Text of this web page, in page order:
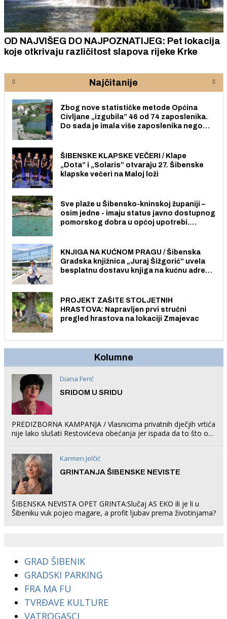
OD NAJVIŠEG DO NAJPOZNATIJEG: Pet lokacija
koje otkrivaju različitost slapova rijeke Krke
Najčitanije
Zbog nove statističke metode Općina
Civljane „izgubila” 46 od 74 zaposlenika.
Do sada je imala više zaposlenika nego
ŠIBENSKE KLAPSKE VEČERI / Klape
„Dota” i „Solaris” otvaraju 27. Šibenske
klapske večeri na Maloj loži
Sve plaže u Šibensko-kninskoj županiji –
osim jedne - imaju status javno dostupnog
pomorskog dobra u općoj upotrebi.
KNJIGA NA KUĆNOM PRAGU / Šibenska
Gradska knjižnica „Juraj Šižgorić” uvela
besplatnu dostavu knjiga na kućnu adresu
PROJEKT ZAŠITE STOLJETNIH
HRASTOVA: Napravljen prvi stručni
pregled hrastova na lokaciji Zmajevac
Kolumne
Diana Ferić
SRIDOM U SRIDU
PREDIZBORNA KAMPANJA / Vlasnicima privatnih dječjih vrtića
nije lako slušati Restovićeva obećanja jer ispada da to što oni
Karmen Jelčić
GRINTANJA ŠIBENSKE NEVISTE
ŠIBENSKA NEVISTA OPET GRINTA:Slučaj AS EKO ili je li u
Šibeniku vuk pojeo magare, a profit ljubav prema životinjama?
GRAD ŠIBENIK
GRADSKI PARKING
FRA MA FU
TVRĐAVE KULTURE
VATROGASCI